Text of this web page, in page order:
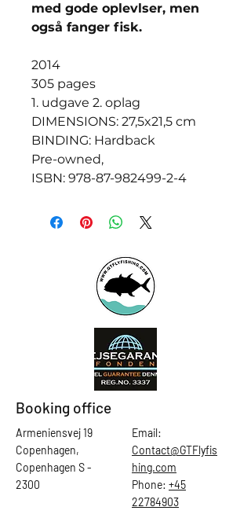
med gode oplevlser, men
også fanger fisk.
2014
305 pages
1. udgave 2. oplag
DIMENSIONS: 27,5x21,5 cm
BINDING: Hardback
Pre-owned,
ISBN: 978-87-982499-2-4
Booking office
Armeniensvej 19
Copenhagen,
Copenhagen S -
2300
Email:
Contact@GTFlyfis
hing.com
Phone: +45
22784903